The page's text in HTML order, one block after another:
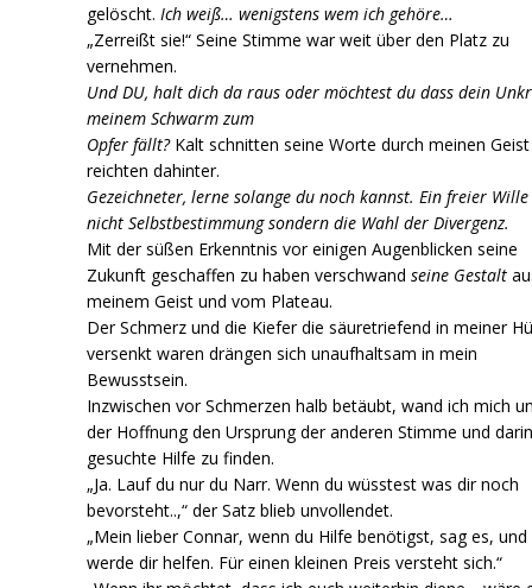
gelöscht. Ich weiß… wenigstens wem ich gehöre…
„Zerreißt sie!“ Seine Stimme war weit über den Platz zu
vernehmen.
Und DU, halt dich da raus oder möchtest du dass dein
meinem Schwarm zum
Opfer fällt?Kalt schnitten seine Worte durch meinen
reichten dahinter.
Gezeichneter, lerne solange du noch kannst. Ein freier
nicht Selbstbestimmung sondern die Wahl der Divergenz.
Mit der süßen Erkenntnis vor einigen Augenblicken seine
Zukunft geschaffen zu haben verschwand seine Gestalt
meinem Geist und vom Plateau.
Der Schmerz und die Kiefer die säuretriefend in meiner
versenkt waren drängen sich unaufhaltsam in mein
Bewusstsein.
Inzwischen vor Schmerzen halb betäubt, wand ich mich
der Hoffnung den Ursprung der anderen Stimme und
gesuchte Hilfe zu finden.
„Ja. Lauf du nur du Narr. Wenn du wüsstest was dir noch
bevorsteht..,“ der Satz blieb unvollendet.
„Mein lieber Connar, wenn du Hilfe benötigst, sag es, und
werde dir helfen. Für einen kleinen Preis versteht sich.“